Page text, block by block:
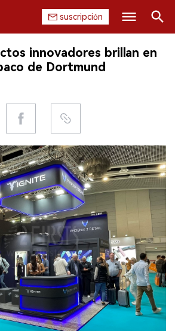
suscripción
Buscar
innovadores brillan en
de Dortmund